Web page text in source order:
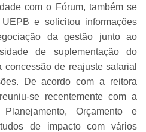
com o Fórum, também se
e solicitou informações
da gestão junto ao
de suplementação do
de reajuste salarial
De acordo com a reitora
se recentemente com a
Orçamento e
de impacto com vários